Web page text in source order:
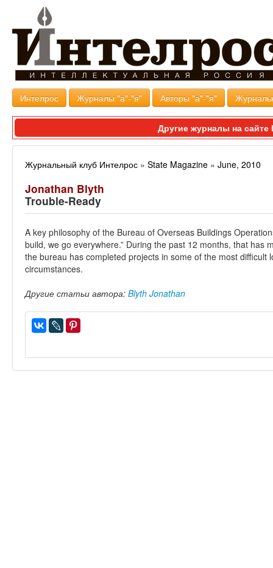
Интелрос Журналы "а"-"я" Авторы "а"-"я"
Другие журналы на
Журнальный клуб Интелрос » State Magazine » June, 2010
Jonathan Blyth
Trouble-Ready
A key philosophy of the Bureau of Overseas Buildings
build, we go everywhere.” During the past 12 months, that has
the bureau has completed projects in some of the most difficult
circumstances.
Другие статьи автора: Blyth Jonathan